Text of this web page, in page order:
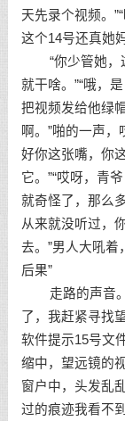
天先录个视频。
这个14号还真她
“你少管她，这
就干啥。”“哦，
把视频发给他绿
啊。”啪的一声
好你这张嘴，你
它。”“哎呀，青
就奇怪了，那么
从来就没听过，
去。”男人大吼着
后果”
走路的声音。
了，我赶紧寻找
软件提示15号文
缩中，望远镜的
窗户中，头发乱
过的痕迹我看不